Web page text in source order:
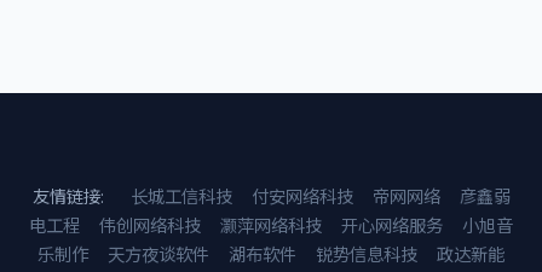
友情链接: 长城工信科技 付安网络科技 帝网网络
彦鑫弱
电工程
伟创网络科技 灏萍网络科技 开心网络服务
小旭音
乐制作
天方夜谈软件 湖布软件 锐势信息科技
政达新能